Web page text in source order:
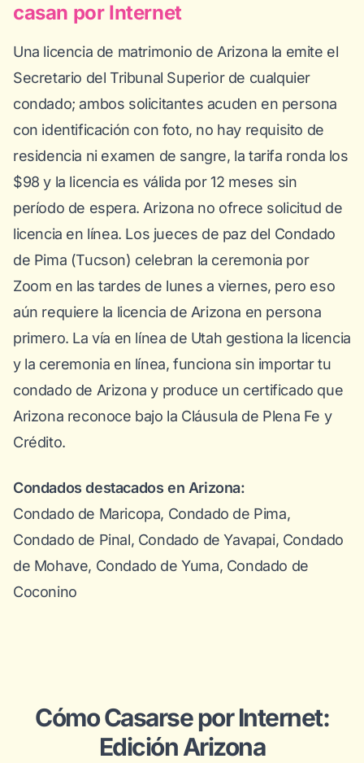
casan por Internet
Una licencia de matrimonio de Arizona la emite el
Secretario del Tribunal Superior de cualquier
condado; ambos solicitantes acuden en persona
con identificación con foto, no hay requisito de
residencia ni examen de sangre, la tarifa ronda los
$98 y la licencia es válida por 12 meses sin
período de espera. Arizona no ofrece solicitud de
licencia en línea. Los jueces de paz del Condado
de Pima (Tucson) celebran la ceremonia por
Zoom en las tardes de lunes a viernes, pero eso
aún requiere la licencia de Arizona en persona
primero. La vía en línea de Utah gestiona la licencia
y la ceremonia en línea, funciona sin importar tu
condado de Arizona y produce un certificado que
Arizona reconoce bajo la Cláusula de Plena Fe y
Crédito.
Condados destacados en Arizona:
Condado de Maricopa, Condado de Pima,
Condado de Pinal, Condado de Yavapai, Condado
de Mohave, Condado de Yuma, Condado de
Coconino
Cómo Casarse por Internet:
Edición Arizona